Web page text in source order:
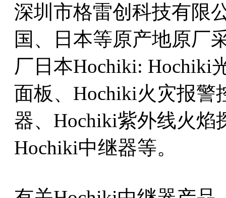
深圳市格雷创科技有限
国、日本等原产地原厂
厂日本Hochiki: Hochiki
面板、Hochiki火灾报警
器、Hochiki紫外线火焰
Hochiki中继器等。